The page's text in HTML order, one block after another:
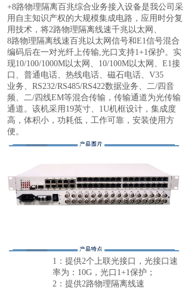
+8路物理隔离百兆综合业务接入设备是我公司采
用自主知识产权的大规模集成电路，应用时分复
用技术，将2路物理隔离线速千兆以太网、
8路物理隔离线速百兆以太网信号和E1信号混合
编码后在一对光纤上传输,光口支持1+1保护。实
现10/100/1000M以太网、 10/100M以太网、 E1接
口、普通电话、热线电话、磁石电话、V35
业务、RS232/RS485/RS422数据业务、二/四音
频、二/四线EM等混合传输，传输通道为光传输
通道。该机采用19英寸、1U机框设计，集成度
高，体积小，功耗低，工作可靠，安装使用方
便。
1：提供2个上联光接口，光接口速
率为： 10G，光口1+1保护；
2 ：提供2路物理隔离线速